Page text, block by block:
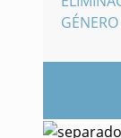
GÉNERO